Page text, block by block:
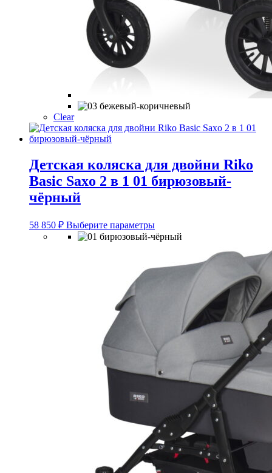
Clear
Детская коляска для двойни Riko
Basic Saxo 2 в 1 01 бирюзовый-
чёрный
58 850 ₽ Выберите параметрыЭтот
товар
имеет
вариаций.
выбрать
странице
товара.